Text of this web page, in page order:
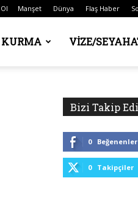
Manşet Dünya Flaş Haber
KURMA VIZE/
Bizi Takip
0 Beğenenler
0 Takipçiler